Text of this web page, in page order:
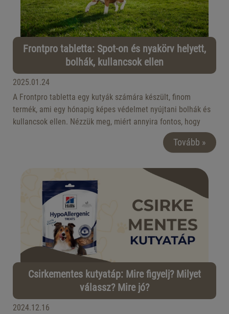
Frontpro tabletta: Spot-on és nyakörv helyett,
bolhák, kullancsok ellen
2025.01.24
A Frontpro tabletta egy kutyák számára készült, finom
termék, ami egy hónapig képes védelmet nyújtani bolhák és
kullancsok ellen. Nézzük meg, miért annyira fontos, hogy
megóvjuk kedvencünket ezektől az élősködőktől, hogyan kell
használni, milyen mellékhatásai lehetnek, illetve miért lehet
nyakörv.
Tovább »
Csirkementes kutyatáp: Mire figyelj? Milyet
válassz? Mire jó?
2024.12.16